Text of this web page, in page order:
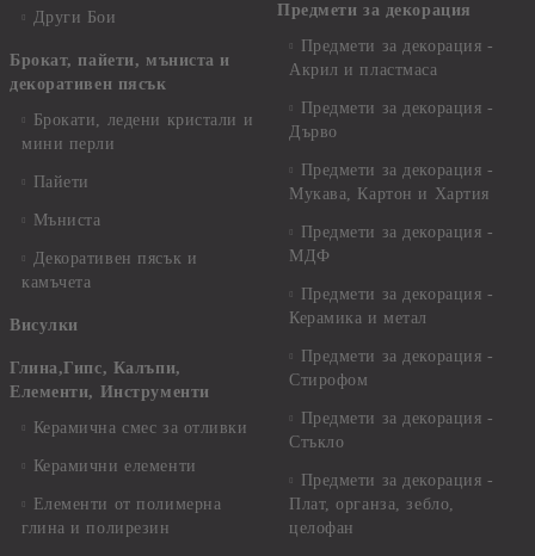
Други Бои
Брокат, пайети, мъниста и
декоративен пясък
Брокати, ледени кристали и
мини перли
Пайети
Мъниста
Декоративен пясък и
камъчета
Висулки
Глина,Гипс, Калъпи,
Елементи, Инструменти
Керамична смес за отливки
Керамични елементи
Елементи от полимерна
глина и полирезин
Предмети за декорация
Предмети за декорация -
Акрил и пластмаса
Предмети за декорация -
Дърво
Предмети за декорация -
Мукава, Картон и Хартия
Предмети за декорация -
МДФ
Предмети за декорация -
Керамика и метал
Предмети за декорация -
Стирофом
Предмети за декорация -
Стъкло
Предмети за декорация -
Плат, органза, зебло,
целофан